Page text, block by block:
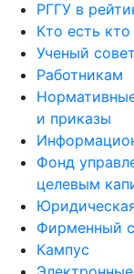
РГГУ в
Кто есть кто
Ученый совет
Работникам
и приказы
Фонд
целевым
Фирменный
Кампус